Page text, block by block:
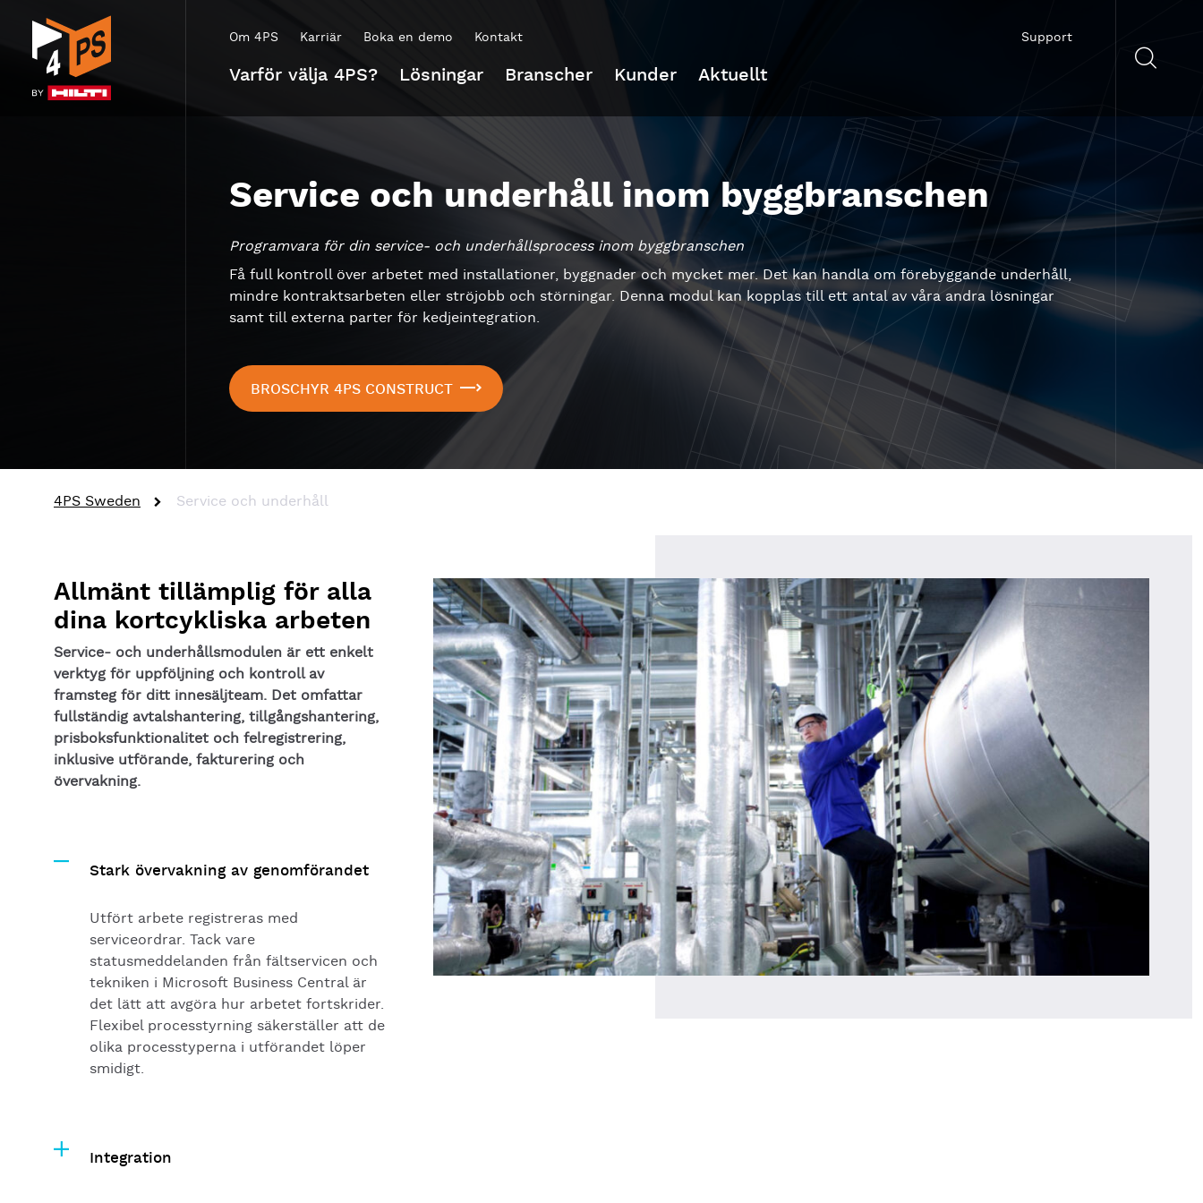
Om 4PS Karriär Boka en demo Kontakt
Varför välja 4PS? Lösningar Branscher Kunder Aktuellt
Support
Service och underhåll inom byggbranschen
Programvara för din service- och underhållsprocess inom byggbranschen
Få full kontroll över arbetet med installationer, byggnader och mycket mer. Det kan handla om förebyggande underhåll,
mindre kontraktsarbeten eller ströjobb och störningar. Denna modul kan kopplas till ett antal av våra andra lösningar
samt till externa parter för kedjeintegration.
BROSCHYR 4PS CONSTRUCT
4PS Sweden Service och underhåll
Allmänt tillämplig för alla
dina kortcykliska arbeten
Service- och underhållsmodulen är ett enkelt
verktyg för uppföljning och kontroll av
framsteg för ditt innesäljteam. Det omfattar
fullständig avtalshantering, tillgångshantering,
prisboksfunktionalitet och felregistrering,
inklusive utförande, fakturering och
övervakning.
Stark övervakning av genomförandet
Utfört arbete registreras med
serviceordrar. Tack vare
statusmeddelanden från fältservicen och
tekniken i Microsoft Business Central är
det lätt att avgöra hur arbetet fortskrider.
Flexibel processtyrning säkerställer att de
olika processtyperna i utförandet löper
smidigt.
Integration